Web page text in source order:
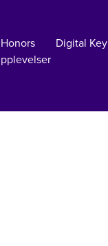
Digital Key